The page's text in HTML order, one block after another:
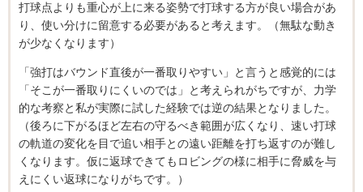
打球点よりも重心が上に来る姿勢で打球する方が良い場合があ
り、使い分けに留意する必要があると考えます。（無駄な動き
が少なくなります）
「強打はバウンド直後が一番取りやすい」と言うと感覚的には
「そこが一番取りにくいのでは」と考えられがちですが、力学
的な考察と私が実際に試した経験では逆の結果となりました。
（後ろに下がるほど左右の守るべき範囲が広くなり、速い打球
の軌道の変化を目で追い相手との遠い距離を打ち返すのが難し
くなります。仮に返球できてもロビングの様に相手に脅威を与
えにくい返球になりがちです。）